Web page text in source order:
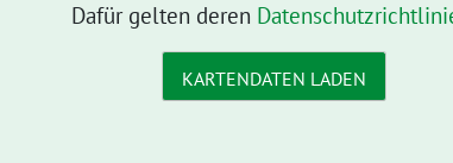
Dafür gelten deren
KARTENDATEN LADEN